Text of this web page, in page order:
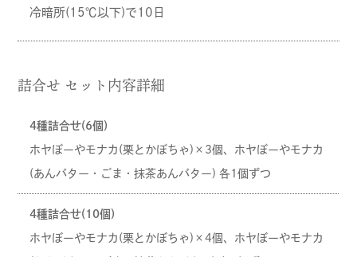
冷暗所(15℃以下)で10日
詰合せ セット内容詳細
4種詰合せ(6個)
ホヤぼーやモナカ(栗とかぼちゃ)×3個、ホヤぼーやモナカ
(あんバター・ごま・抹茶あんバター) 各1個ずつ
4種詰合せ(10個)
ホヤぼーやモナカ(栗とかぼちゃ)×4個、ホヤぼーやモナカ